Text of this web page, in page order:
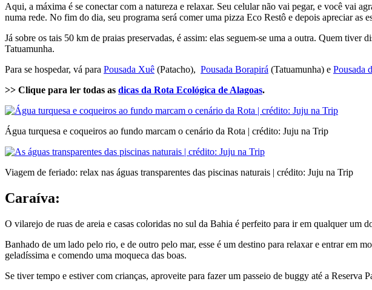
Aqui, a máxima é se conectar com a natureza e relaxar. Seu celular não vai pegar, e você vai
numa rede. No fim do dia, seu programa será comer uma pizza Eco Restô e depois apreciar as
Já sobre os tais 50 km de praias preservadas, é assim: elas seguem-se uma a outra. Quem
Tatuamunha.
Para se hospedar, vá para Pousada Xuê (Patacho), Pousada Borapirá (Tatuamunha) e Pousada
>> Clique para ler todas as dicas da Rota Ecológica de Alagoas.
Água turquesa e coqueiros ao fundo marcam o cenário da Rota | crédito: Juju na Trip
Viagem de feriado: relax nas águas transparentes das piscinas naturais | crédito: Juju na Trip
Caraíva:
O vilarejo de ruas de areia e casas coloridas no sul da Bahia é perfeito para ir em qualquer um
Banhado de um lado pelo rio, e de outro pelo mar, esse é um destino para relaxar e entrar em
geladíssima e comendo uma moqueca das boas.
Se tiver tempo e estiver com crianças, aproveite para fazer um passeio de buggy até a Reserva